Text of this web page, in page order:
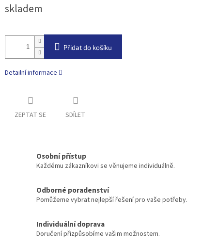
cena:
skladem
Přidat do košíku
Detailní informace
ZEPTAT SE SDÍLET
Osobní přístup
Každému zákazníkovi se věnujeme individuálně.
Odborné poradenství
Pomůžeme vybrat nejlepší řešení pro vaše potřeby.
Individuální doprava
Doručení přizpůsobíme vašim možnostem.